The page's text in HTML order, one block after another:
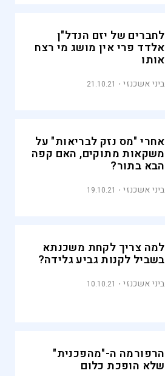
לחברים של יזם הנדל"ן
אלדד פרי אין מושג מי רצח
אותו
ביני אשכנזי 21.10.21
אחרי "מס נזק לבריאות" על
משקאות מתוקים, האם קפה
הבא בתור?
ביני אשכנזי 19.10.21
למה צריך לקחת משכנתא
בשביל לקנות גביע גלידה?
ביני אשכנזי 10.10.21
הרפורמה ה-"מהפכנית"
שלא הופכת כלום